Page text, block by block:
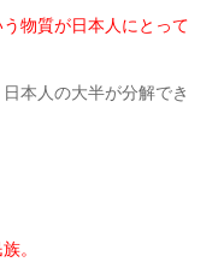
物質が日本人にとって
本人の大半が分解でき
。